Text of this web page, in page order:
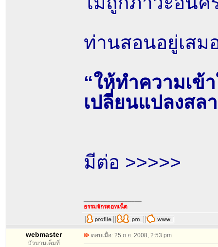
ท่านสอนอยู่เสม
“ให้ทำความเข้
เปลี่ยนแปลงสล
มีต่อ >>>>>
ธรรมจักรดอทเน็ต
webmaster
บัวบานเต็มที่
ตอบเมื่อ: 25 ก.ย. 2008, 2:53 pm